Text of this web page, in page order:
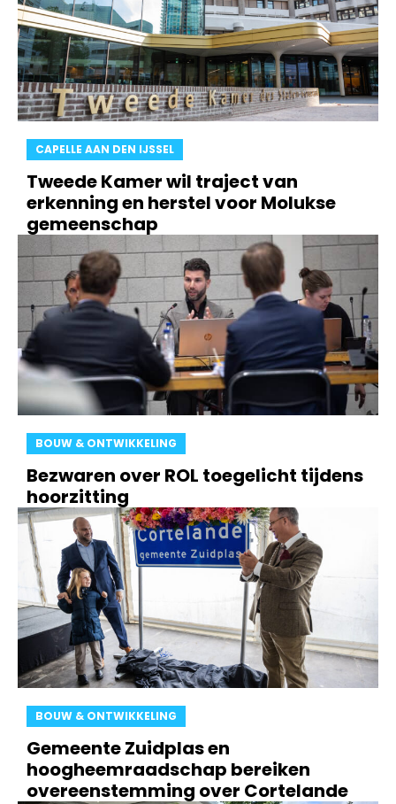
CAPELLE AAN DEN IJSSEL
Tweede Kamer wil traject van
erkenning en herstel voor Molukse
gemeenschap
BOUW & ONTWIKKELING
Bezwaren over ROL toegelicht tijdens
hoorzitting
BOUW & ONTWIKKELING
Gemeente Zuidplas en
hoogheemraadschap bereiken
overeenstemming over Cortelande